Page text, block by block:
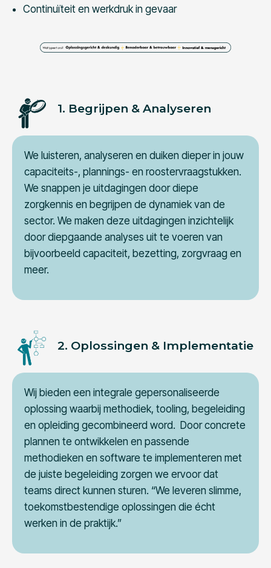
Continuïteit en werkdruk in gevaar
1. Begrijpen & Analyseren
We luisteren, analyseren en duiken dieper in jouw
capaciteits-, plannings- en roostervraagstukken.
We snappen je uitdagingen door diepe
zorgkennis en begrijpen de dynamiek van de
sector. We maken deze uitdagingen inzichtelijk
door diepgaande analyses uit te voeren van
bijvoorbeeld capaciteit, bezetting, zorgvraag en
meer.
2. Oplossingen & Implementatie
Wij bieden een integrale gepersonaliseerde
oplossing waarbij methodiek, tooling, begeleiding
en opleiding gecombineerd word. Door concrete
plannen te ontwikkelen en passende
methodieken en software te implementeren met
de juiste begeleiding zorgen we ervoor dat
teams direct kunnen sturen. “We leveren slimme,
toekomstbestendige oplossingen die écht
werken in de praktijk.”